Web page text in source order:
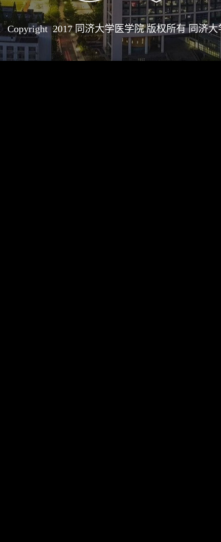
Copyright 2017 同济大学医学院 版权所有 同济